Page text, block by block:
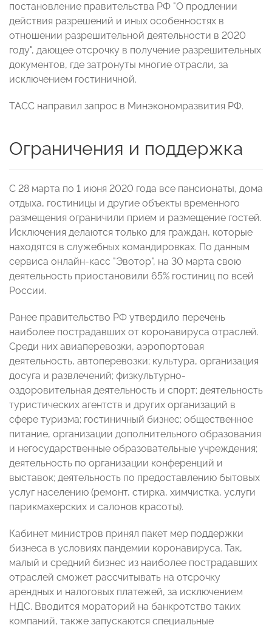
постановление правительства РФ "О продлении
действия разрешений и иных особенностях в
отношении разрешительной деятельности в 2020
году", дающее отсрочку в получение разрешительных
документов, где затронуты многие отрасли, за
исключением гостиничной.
ТАСС направил запрос в Минэкономразвития РФ.
Ограничения и поддержка
С 28 марта по 1 июня 2020 года все пансионаты, дома
отдыха, гостиницы и другие объекты временного
размещения ограничили прием и размещение гостей.
Исключения делаются только для граждан, которые
находятся в служебных командировках. По данным
сервиса онлайн-касс "Эвотор", на 30 марта свою
деятельность приостановили 65% гостиниц по всей
России.
Ранее правительство РФ утвердило перечень
наиболее пострадавших от коронавируса отраслей.
Среди них авиаперевозки, аэропортовая
деятельность, автоперевозки; культура, организация
досуга и развлечений; физкультурно-
оздоровительная деятельность и спорт; деятельность
туристических агентств и других организаций в
сфере туризма; гостиничный бизнес; общественное
питание, организации дополнительного образования
и негосударственные образовательные учреждения;
деятельность по организации конференций и
выставок; деятельность по предоставлению бытовых
услуг населению (ремонт, стирка, химчистка, услуги
парикмахерских и салонов красоты).
Кабинет министров принял пакет мер поддержки
бизнеса в условиях пандемии коронавируса. Так,
малый и средний бизнес из наиболее пострадавших
отраслей сможет рассчитывать на отсрочку
арендных и налоговых платежей, за исключением
НДС. Вводится мораторий на банкротство таких
компаний, также запускаются специальные